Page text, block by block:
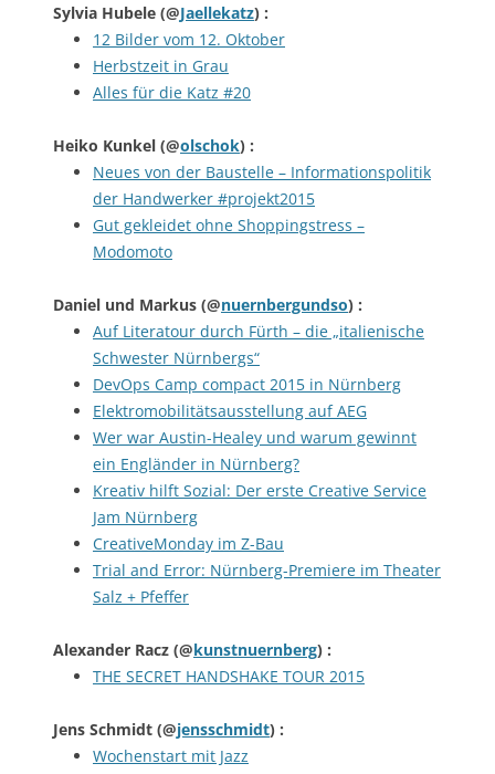
Sylvia Hubele (@Jaellekatz) :
12 Bilder vom 12. Oktober
Herbstzeit in Grau
Alles für die Katz #20
Heiko Kunkel (@olschok) :
Neues von der Baustelle – Informationspolitik
der Handwerker #projekt2015
Gut gekleidet ohne Shoppingstress –
Modomoto
Daniel und Markus (@nuernbergundso) :
Auf Literatour durch Fürth – die „italienische
Schwester Nürnbergs“
DevOps Camp compact 2015 in Nürnberg
Elektromobilitätsausstellung auf AEG
Wer war Austin-Healey und warum gewinnt
ein Engländer in Nürnberg?
Kreativ hilft Sozial: Der erste Creative Service
Jam Nürnberg
CreativeMonday im Z-Bau
Trial and Error: Nürnberg-Premiere im Theater
Salz + Pfeffer
Alexander Racz (@kunstnuernberg) :
THE SECRET HANDSHAKE TOUR 2015
Jens Schmidt (@jensschmidt) :
Wochenstart mit Jazz